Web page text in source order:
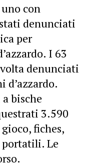
con
denunciati
per
I 63
denunciati
d’azzardo.
bische
3.590
fiches,
portatili. Le